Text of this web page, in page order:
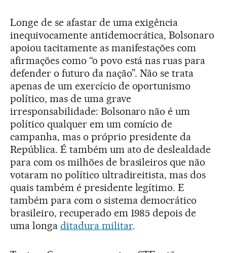
Longe de se afastar de uma exigência
inequivocamente antidemocrática, Bolsonaro
apoiou tacitamente as manifestações com
afirmações como “o povo está nas ruas para
defender o futuro da nação”. Não se trata
apenas de um exercício de oportunismo
político, mas de uma grave
irresponsabilidade: Bolsonaro não é um
político qualquer em um comício de
campanha, mas o próprio presidente da
República. É também um ato de deslealdade
para com os milhões de brasileiros que não
votaram no político ultradireitista, mas dos
quais também é presidente legítimo. E
também para com o sistema democrático
brasileiro, recuperado em 1985 depois de
uma longa ditadura militar.